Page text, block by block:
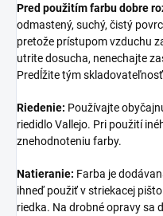
Pred použitím farbu dobre
odmastený, suchý, čistý
pretože prístupom vzduchu
utrite dosucha, nenechajte
Predĺžite tým
Riedenie: Používajte
riedidlo Vallejo. Pri použití
znehodnoteniu farby.
Natieranie: Farba je
ihneď použiť v striekacej
riedka. Na drobné opravy sa